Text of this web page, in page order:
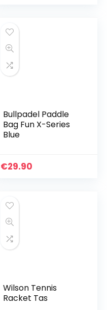
Bullpadel Paddle
Bag Fun X-Series
Blue
€29.90
Wilson Tennis
Racket Tas